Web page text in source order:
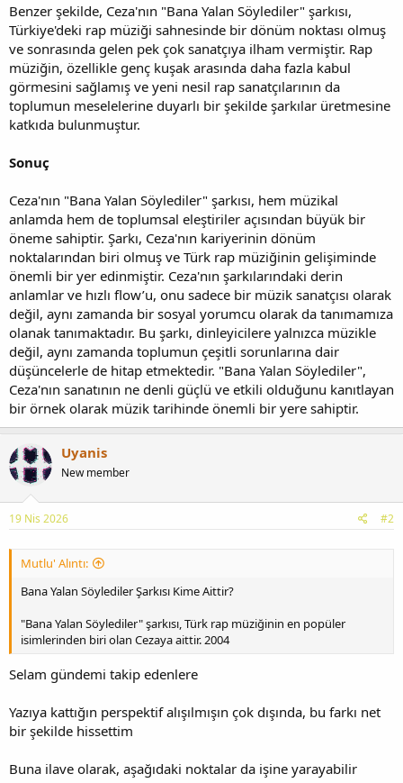
Benzer şekilde, Ceza'nın "Bana Yalan Söylediler" şarkısı,
Türkiye'deki rap müziği sahnesinde bir dönüm noktası olmuş
ve sonrasında gelen pek çok sanatçıya ilham vermiştir. Rap
müziğin, özellikle genç kuşak arasında daha fazla kabul
görmesini sağlamış ve yeni nesil rap sanatçılarının da
toplumun meselelerine duyarlı bir şekilde şarkılar üretmesine
katkıda bulunmuştur.
Sonuç
Ceza'nın "Bana Yalan Söylediler" şarkısı, hem müzikal
anlamda hem de toplumsal eleştiriler açısından büyük bir
öneme sahiptir. Şarkı, Ceza'nın kariyerinin dönüm
noktalarından biri olmuş ve Türk rap müziğinin gelişiminde
önemli bir yer edinmiştir. Ceza'nın şarkılarındaki derin
anlamlar ve hızlı flow’u, onu sadece bir müzik sanatçısı olarak
değil, aynı zamanda bir sosyal yorumcu olarak da tanımamıza
olanak tanımaktadır. Bu şarkı, dinleyicilere yalnızca müzikle
değil, aynı zamanda toplumun çeşitli sorunlarına dair
düşüncelerle de hitap etmektedir. "Bana Yalan Söylediler",
Ceza'nın sanatının ne denli güçlü ve etkili olduğunu kanıtlayan
bir örnek olarak müzik tarihinde önemli bir yere sahiptir.
Uyanis
New member
19 Nis 2026 #2
Mutlu' Alıntı:
Bana Yalan Söylediler Şarkısı Kime Aittir?
"Bana Yalan Söylediler" şarkısı, Türk rap müziğinin en popüler
isimlerinden biri olan Cezaya aittir. 2004
Selam gündemi takip edenlere
Yazıya kattığın perspektif alışılmışın çok dışında, bu farkı net
bir şekilde hissettim
Buna ilave olarak, aşağıdaki noktalar da işine yarayabilir